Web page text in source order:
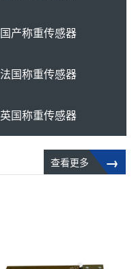
国产称重传感器
法国称重传感器
英国称重传感器
→
查看更多